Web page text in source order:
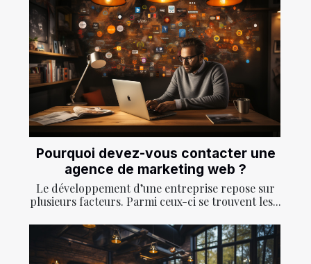
Pourquoi devez-vous contacter une
agence de marketing web ?
Le développement d’une entreprise repose sur
plusieurs facteurs. Parmi ceux-ci se trouvent les...